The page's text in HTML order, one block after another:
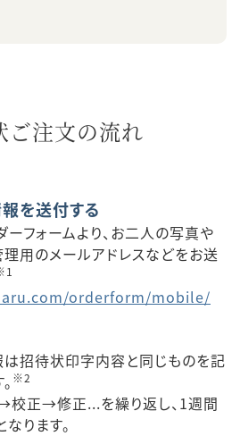
ご注文の流れ
を送付する
フォームより、お二人の写真や
用のメールアドレスなどをお送
orderform/mobile/
は招待状印字内容と同じものを記
※2
正→修正...を繰り返し、1週間
ります。